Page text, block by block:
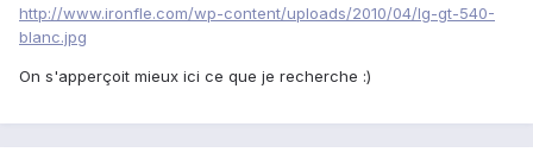
http://www.ironfle.com/wp-content/uploads/2010/04/lg-gt-540-
blanc.jpg
On s'apperçoit mieux ici ce que je recherche :)